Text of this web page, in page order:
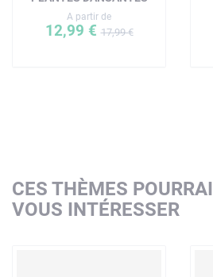
A partir de
12,99 €17,99 €
CES THÈMES
VOUS INTÉRESSER